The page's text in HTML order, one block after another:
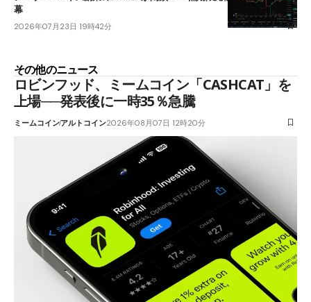
幕
2026年07月23日 19時42分
その他のニュース
ロビンフッド、ミームコイン「CASHCAT」を
上場──発表後に一時35％急騰
ミームコインアルトコイン2026年08月07日 12時20分